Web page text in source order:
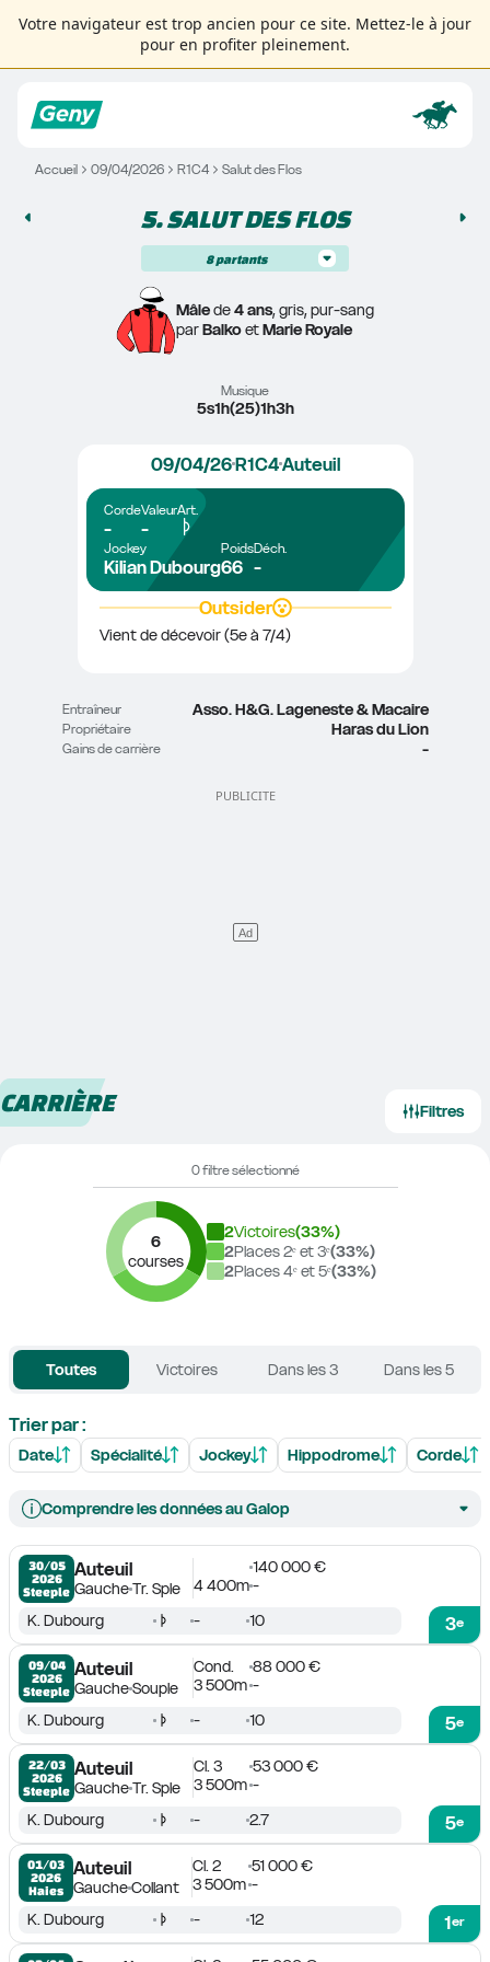
Votre navigateur est trop ancien pour ce site. Mettez-le à jour
pour en profiter pleinement.
Accueil 09/04/2026 R1C4 Salut des Flos
5. SALUT DES FLOS
8 partants
Mâle de 4 ans, gris, pur-sang
par Balko et Marie Royale
Musique
5s1h(25)1h3h
09/04/26R1C4Auteuil
Corde
-
Valeur
-
Art.
Jockey
Kilian Dubourg
Poids
66
Déch.
-
Outsider
Vient de décevoir (5e à 7/4)
Entraîneur Asso. H&G. Lageneste & Macaire
Propriétaire Haras du Lion
Gains de carrière -
CARRIÈRE Filtres
0 filtre sélectionné
6
courses
2Victoires(33%)
2Places 2ᵉ et 3ᵉ(33%)
2Places 4ᵉ et 5ᵉ(33%)
Toutes Victoires Dans les 3 Dans les 5
Trier par :
Date Spécialité Jockey Hippodrome Corde
Comprendre les données au Galop
30/05
2026
Steeple
Auteuil
GaucheTr. Sple
140 000 €
4 400m-
3e
K. Dubourg - 10
09/04
2026
Steeple
Auteuil
GaucheSouple
Cond.
88 000 €
3 500m -
5e
K. Dubourg - 10
22/03
2026
Steeple
Auteuil
GaucheTr. Sple
Cl. 3
53 000 €
3 500m -
5e
K. Dubourg - 2.7
01/03
2026
Haies
Auteuil
GaucheCollant
Cl. 2
51 000 €
3 500m -
1er
K. Dubourg - 12